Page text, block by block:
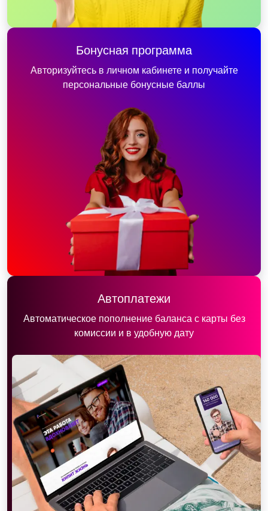
Бонусная программа
Авторизуйтесь в личном кабинете и получайте
персональные бонусные баллы
Автоплатежи
Автоматическое пополнение баланса с карты без
комиссии и в удобную дату